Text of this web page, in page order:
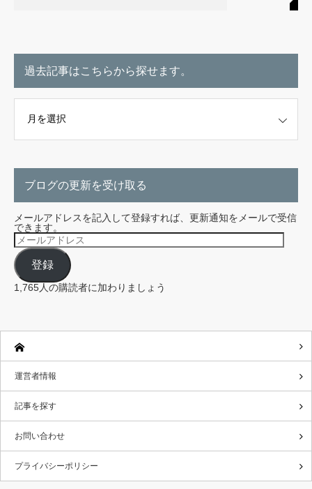
過去記事はこちらから探せます。
ブログの更新を受け取る
メールアドレスを記入して登録すれば、更新通知をメールで受信
できます。
メ
ー
ル
ア
ド
レ
ス
登録
1,765人の購読者に加わりましょう
運営者情報
記事を探す
お問い合わせ
プライバシーポリシー